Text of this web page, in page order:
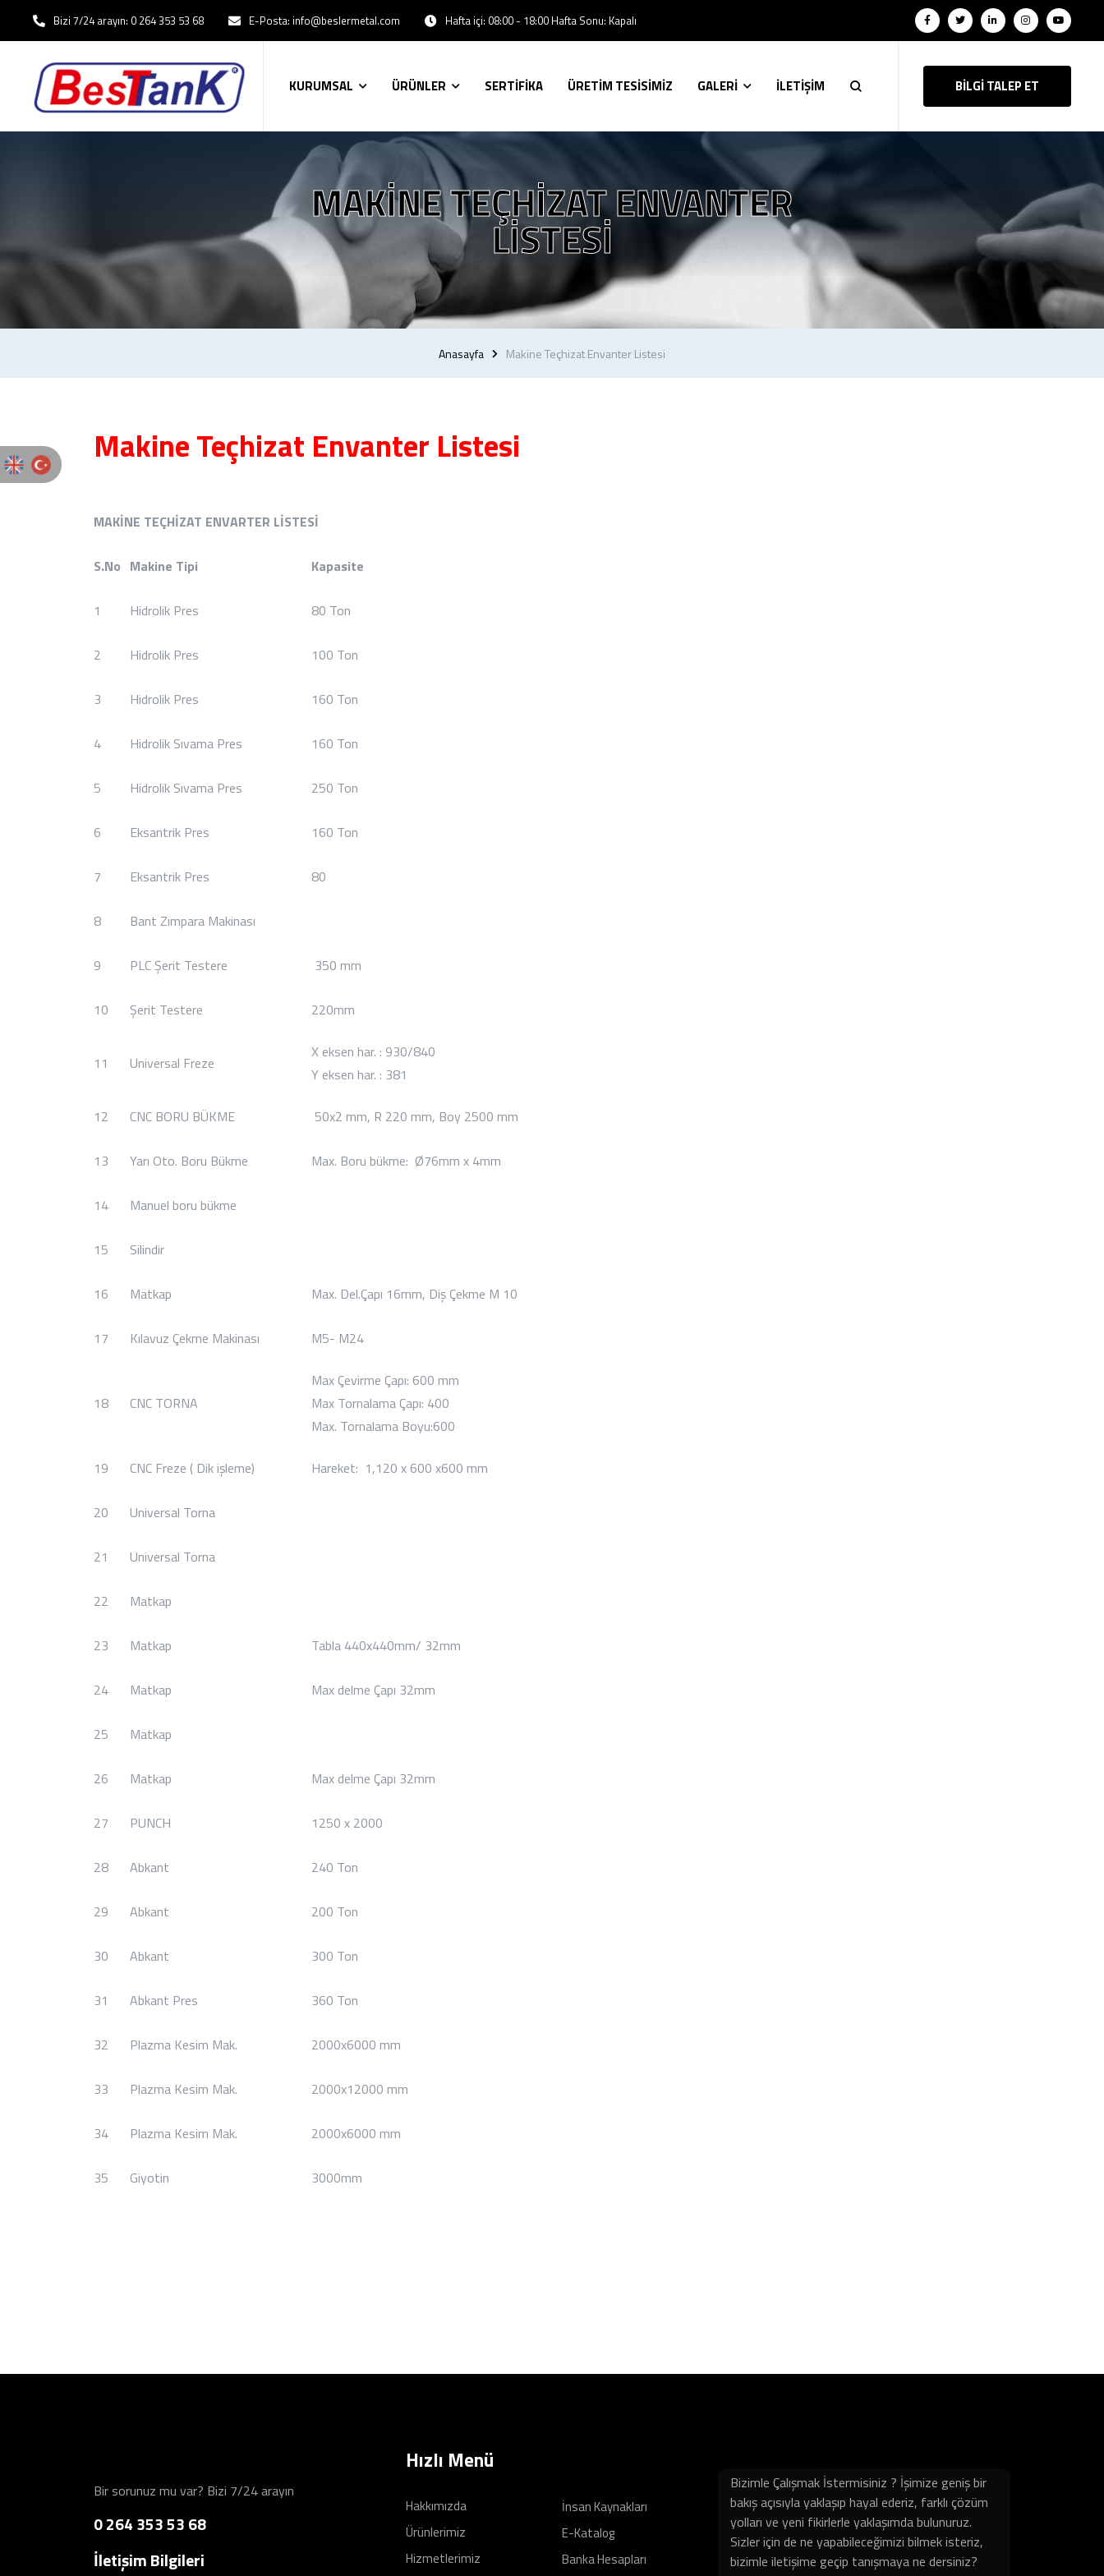
Bizi 7/24 arayın: 0 264 353 53 68 E-Posta: info@beslermetal.com Hafta içi: 08:00 - 18:00 Hafta Sonu: Kapalı
KURUMSAL ÜRÜNLER SERTİFİKA ÜRETİM TESİSİMİZ GALERİ İLETİŞİM BİLGİ TALEP ET
MAKINE TEÇHIZAT ENVANTER
LISTESI
Anasayfa Makine Teçhizat Envanter Listesi
Makine Teçhizat Envanter Listesi
MAKİNE TEÇHİZAT ENVARTER LİSTESİ
S.No Makine Tipi Kapasite
1 Hidrolik Pres 80 Ton
2 Hidrolik Pres 100 Ton
3 Hidrolik Pres 160 Ton
4 Hidrolik Sıvama Pres 160 Ton
5 Hidrolik Sıvama Pres 250 Ton
6 Eksantrik Pres 160 Ton
7 Eksantrik Pres 80
8 Bant Zımpara Makinası
9 PLC Şerit Testere 350 mm
10 Şerit Testere 220mm
11 Universal Freze
X eksen har. : 930/840
Y eksen har. : 381
12 CNC BORU BÜKME 50x2 mm, R 220 mm, Boy 2500 mm
13 Yarı Oto. Boru Bükme Max. Boru bükme: Ø76mm x 4mm
14 Manuel boru bükme
15 Silindir
16 Matkap Max. Del.Çapı 16mm, Diş Çekme M 10
17 Kılavuz Çekme Makinası M5- M24
18 CNC TORNA
Max Çevirme Çapı: 600 mm
Max Tornalama Çapı: 400
Max. Tornalama Boyu:600
19 CNC Freze ( Dik işleme) Hareket: 1,120 x 600 x600 mm
20 Universal Torna
21 Universal Torna
22 Matkap
23 Matkap Tabla 440x440mm/ 32mm
24 Matkap Max delme Çapı 32mm
25 Matkap
26 Matkap Max delme Çapı 32mm
27 PUNCH 1250 x 2000
28 Abkant 240 Ton
29 Abkant 200 Ton
30 Abkant 300 Ton
31 Abkant Pres 360 Ton
32 Plazma Kesim Mak. 2000x6000 mm
33 Plazma Kesim Mak. 2000x12000 mm
34 Plazma Kesim Mak. 2000x6000 mm
35 Giyotin 3000mm
Bir sorunuz mu var? Bizi 7/24 arayın
0 264 353 53 68
İletişim Bilgileri
Hızlı Menü
Hakkımızda
Ürünlerimiz
Hizmetlerimiz
İnsan Kaynakları
E-Katalog
Banka Hesapları
Bizimle Çalışmak İstermisiniz ? İşimize geniş bir
bakış açısıyla yaklaşıp hayal ederiz, farklı çözüm
yolları ve yeni fikirlerle yaklaşımda bulunuruz.
Sizler için de ne yapabileceğimizi bilmek isteriz,
bizimle iletişime geçip tanışmaya ne dersiniz?